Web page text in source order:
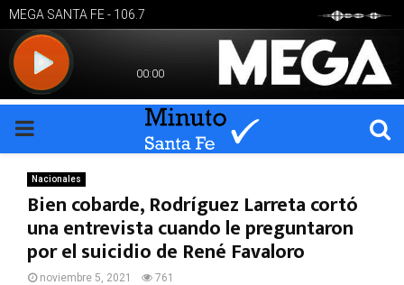
PRIMARY
MENU
Nacionales
Bien cobarde, Rodríguez Larreta cortó
una entrevista cuando le preguntaron
por el suicidio de René Favaloro
noviembre 5, 2021 761